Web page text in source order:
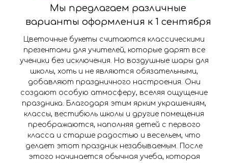
Цветочные букеты считаются классическими
презентами для учителей, которые дарят все
ученики без исключения. Но воздушные шары для
школы, хоть и не являются обязательными,
добавляют праздничного настроения. Они
создают особую атмосферу, вселяя ощущение
праздника. Благодаря этим ярким украшениям,
классы, вестибюль школы и другие помещения
преображаются, наполняя детей с первого
класса и старше радостью и весельем, что
делает этот праздник незабываемым. После
этого начинается обычная учеба, которая
Мы предлагаем различные
варианты оформления к 1 сентября